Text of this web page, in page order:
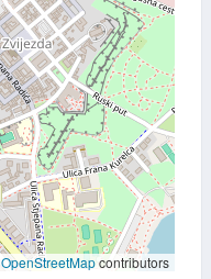
OpenStreetMapcontributors